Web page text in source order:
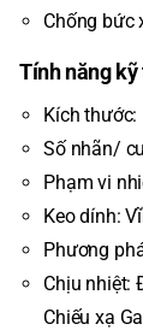
Chống bức
Tính năng kỹ
Kích thước:
Số nhãn/
Phạm vi
Keo dính:
Phương
Chịu nhiệt:
Chiếu xạ